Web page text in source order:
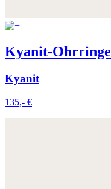
Kyanit-Ohrringe
Kyanit
135,- €